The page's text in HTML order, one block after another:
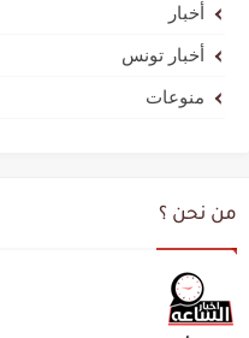
أخبار
أخبار تونس
منوعات
من نحن ؟